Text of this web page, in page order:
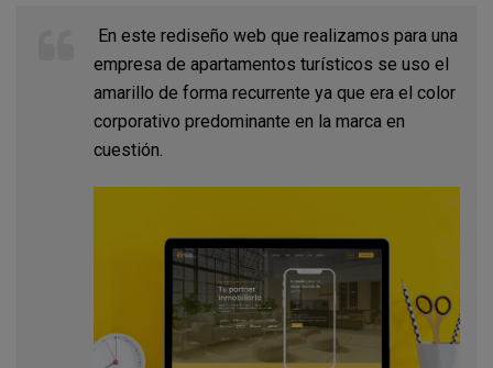
En este rediseño web que realizamos para una
empresa de apartamentos turísticos se uso el
amarillo de forma recurrente ya que era el color
corporativo predominante en la marca en
cuestión.